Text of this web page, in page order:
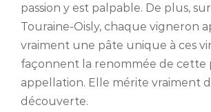
passion y est palpable. De plus,
Touraine-Oisly, chaque vigneron
vraiment une pâte unique à ces
façonnent la renommée de cette
appellation. Elle mérite vraiment
découverte.